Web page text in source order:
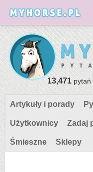
13,471
Artykuły i porady
Użytkownicy Zadaj
Śmieszne Sklepy